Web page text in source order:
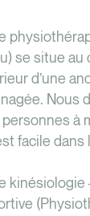
se situe
d’une
Nous
à
facile dans
kinésiologie